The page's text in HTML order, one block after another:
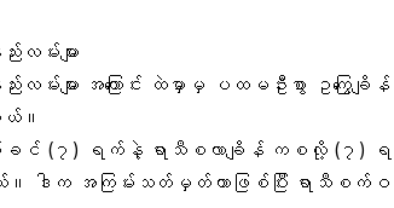
လမ်းများ
ည်းလမ်းများ အကြောင်း ထဲမှာမှ ပထမဦးစွာ ဥက
ယ်။
မပေါ်ခင် (၇) ရက်နဲ့ ရာသီစလာချိန် ကစလို့ (၇)
ဒါက အကြမ်းသတ်မှတ်တာဖြစ်ပြီး ရာသီစက်ဝန်